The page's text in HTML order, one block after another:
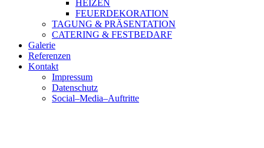
HEIZEN
FEUERDEKORATION
TAGUNG & PRÄSENTATION
CATERING & FESTBEDARF
Galerie
Referenzen
Kontakt
Impressum
Datenschutz
Social–Media–Auftritte